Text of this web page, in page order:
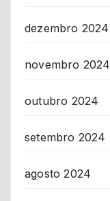
dezembro 2024
novembro 2024
outubro 2024
setembro 2024
agosto 2024